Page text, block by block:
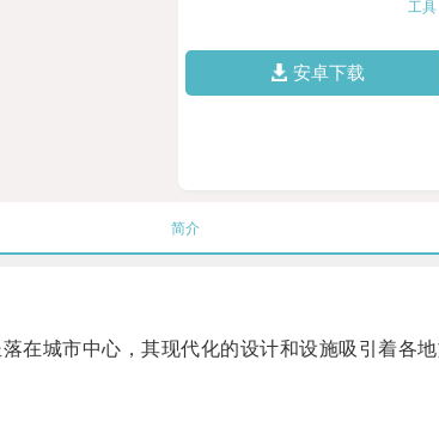
工具
安卓下载
简介
城市中心，其现代化的设计和设施吸引着各地